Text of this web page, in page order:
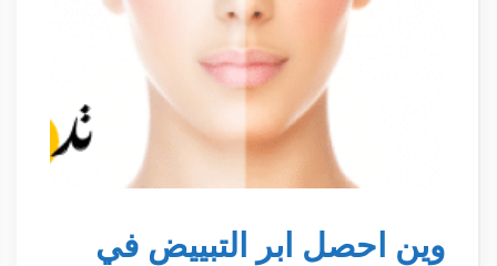
وين احصل ابر التبييض في